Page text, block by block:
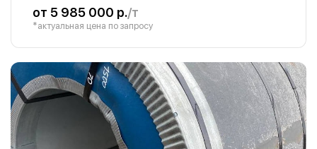
от 5 985 000 р./т
*актуальная цена по запросу